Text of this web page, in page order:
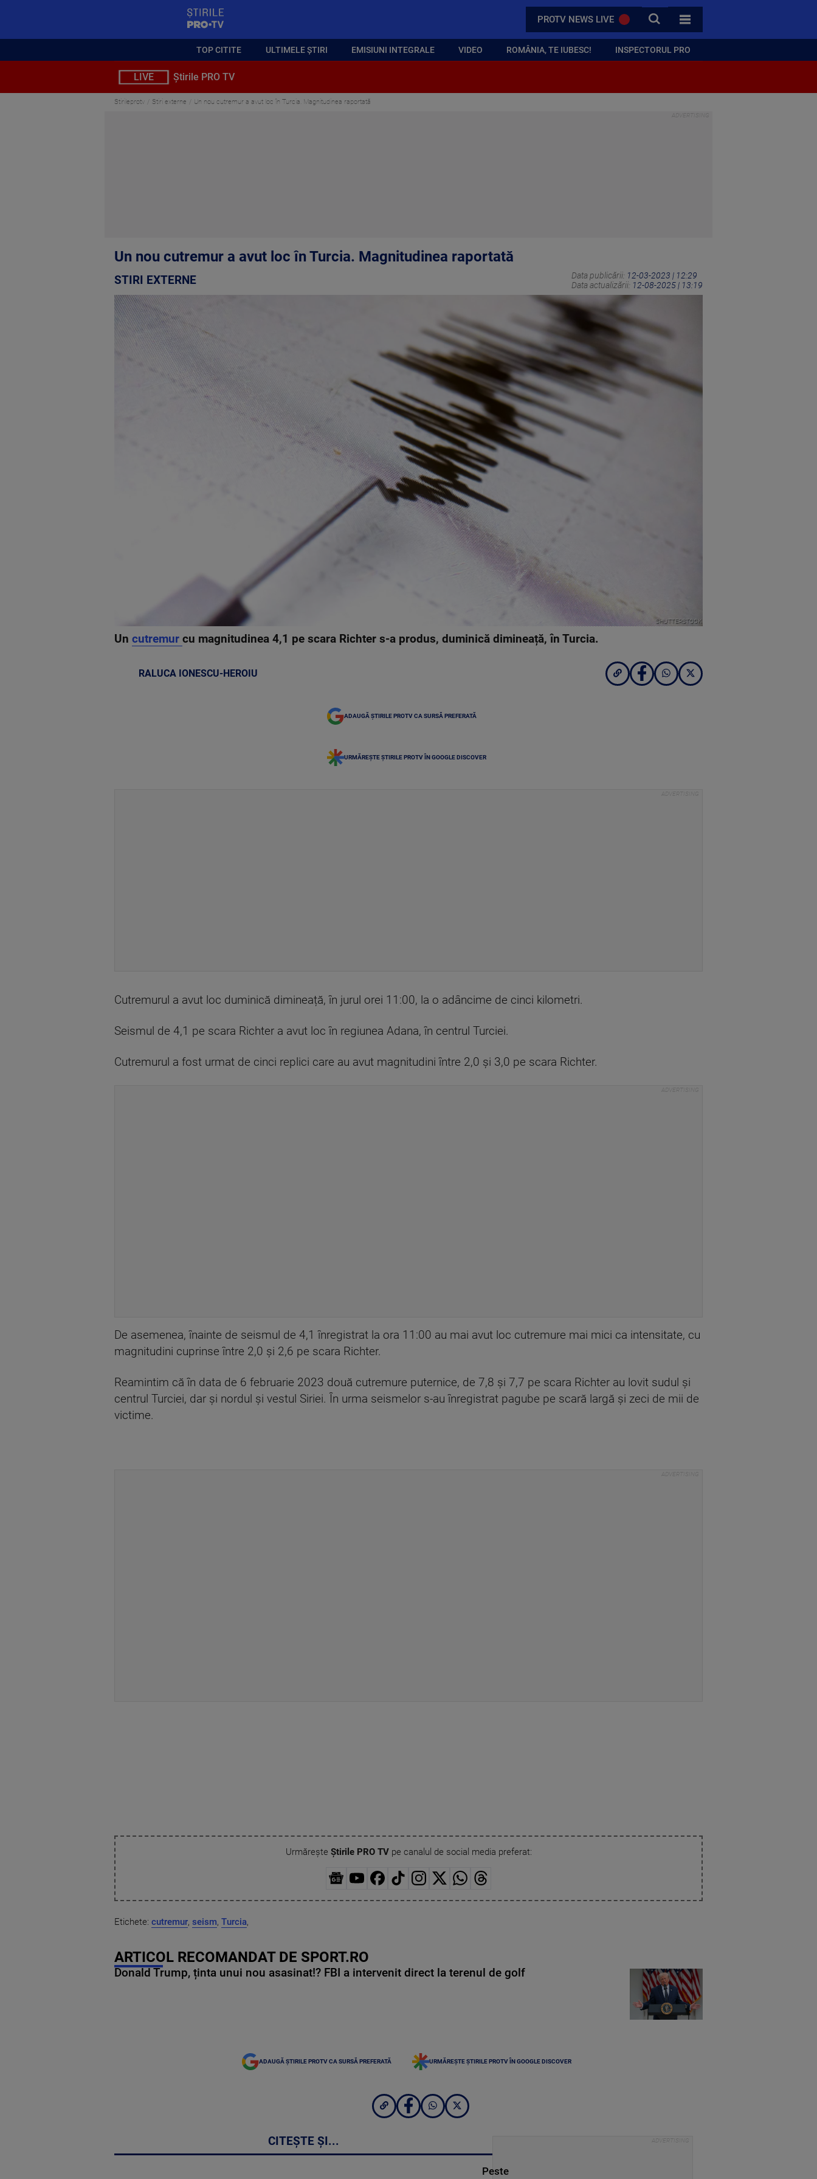
PROTV NEWS LIVE CAUTA
TOATE CATEGORIILE
TOP CITITE ULTIMELE ȘTIRI EMISIUNI INTEGRALE VIDEO ROMÂNIA, TE IUBESC! INSPECTORUL PRO
LIVE Știrile PRO TV
Stirileprotv Stiri externe Un nou cutremur a avut loc în Turcia. Magnitudinea raportată
Un nou cutremur a avut loc în Turcia. Magnitudinea raportată
STIRI EXTERNE Data publicării: 12-03-2023 | 12:29
Data actualizării: 12-08-2025 | 13:19
SHUTTERSTOCK
Un cutremur cu magnitudinea 4,1 pe scara Richter s-a produs, duminică dimineață, în Turcia.
RALUCA IONESCU-HEROIU
ADAUGĂ ȘTIRILE PROTV CA SURSĂ PREFERATĂ
URMĂREȘTE ȘTIRILE PROTV ÎN GOOGLE DISCOVER
Cutremurul a avut loc duminică dimineață, în jurul orei 11:00, la o adâncime de cinci kilometri.
Seismul de 4,1 pe scara Richter a avut loc în regiunea Adana, în centrul Turciei.
Cutremurul a fost urmat de cinci replici care au avut magnitudini între 2,0 și 3,0 pe scara Richter.
De asemenea, înainte de seismul de 4,1 înregistrat la ora 11:00 au mai avut loc cutremure mai mici ca intensitate, cu
magnitudini cuprinse între 2,0 și 2,6 pe scara Richter.
Reamintim că în data de 6 februarie 2023 două cutremure puternice, de 7,8 și 7,7 pe scara Richter au lovit sudul și
centrul Turciei, dar și nordul și vestul Siriei. În urma seismelor s-au înregistrat pagube pe scară largă și zeci de mii de
victime.
Urmărește Știrile PRO TVpe canalul de social media preferat:
Etichete: cutremur, seism, Turcia,
ARTICOL RECOMANDAT DE SPORT.RO
Donald Trump, ținta unui nou asasinat!? FBI a intervenit direct la terenul de golf
ADAUGĂ ȘTIRILE PROTV CA SURSĂ PREFERATĂ URMĂREȘTE ȘTIRILE PROTV ÎN GOOGLE DISCOVER
CITEȘTE ȘI...
Peste